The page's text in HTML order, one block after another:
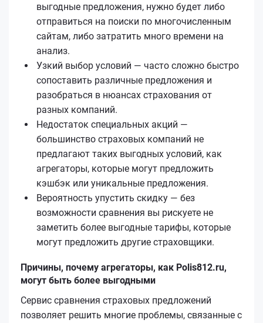
выгодные предложения, нужно будет либо
отправиться на поиски по многочисленным
сайтам, либо затратить много времени на
анализ.
Узкий выбор условий — часто сложно быстро
сопоставить различные предложения и
разобраться в нюансах страхования от
разных компаний.
Недостаток специальных акций —
большинство страховых компаний не
предлагают таких выгодных условий, как
агрегаторы, которые могут предложить
кэшбэк или уникальные предложения.
Вероятность упустить скидку — без
возможности сравнения вы рискуете не
заметить более выгодные тарифы, которые
могут предложить другие страховщики.
Причины, почему агрегаторы, как Polis812.ru,
могут быть более выгодными
Сервис сравнения страховых предложений
позволяет решить многие проблемы, связанные с